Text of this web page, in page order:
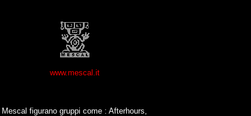
www.mescal.it
figurano gruppi come : Afterhours,